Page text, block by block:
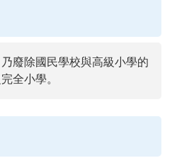
廢除國民學校與高級小學的
全小學。